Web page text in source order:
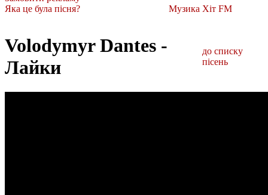
Яка це була пісня?
Музика Хіт FM
Volodymyr Dantes -
Лайки
до списку
пісень